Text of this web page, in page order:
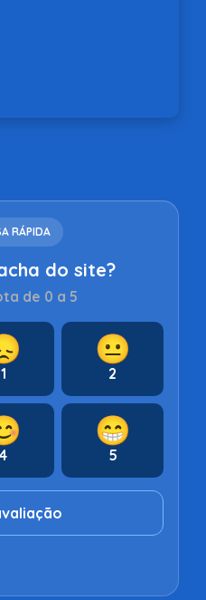
RÁPIDA
do site?
de 0 a 5
1
😐
2
4
😁
5